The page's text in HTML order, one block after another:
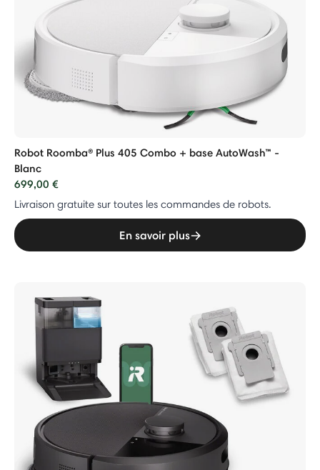
Robot Roomba® Plus 405 Combo + base AutoWash™ -
Blanc
699,00 €
Livraison gratuite sur toutes les commandes de robots.
En savoir plus